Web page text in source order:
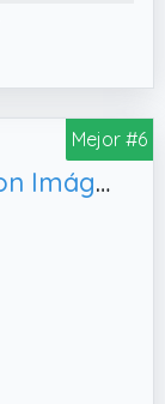
Mejor #6
Libro de Cocina Italiana con Imágenes a Todo Color: 140+ Recetas Fáciles y Tradicionales – Comidas Cotidianas Sencillas de las Cocinas Caseras de Italia